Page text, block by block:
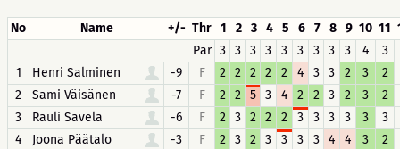
No Name +/- Thr 1 2 3 4 5 6 7 8 9 10 11
Par 3 3 3 3 3 3 3 3 3 4
3
1
Henri Salminen -9 F 2 2 2 2 2 4 3 3 2 3
2
2
Sami Väisänen -7 F 2 2 5 3 4 2 2 3 2 3
2
3
Rauli Savela -6 F 2 3 2 2 2 3 3 3 3 3
3
4
Joona Päätalo -3 F 2 3 2 3 3 3 3 4 4 3
2